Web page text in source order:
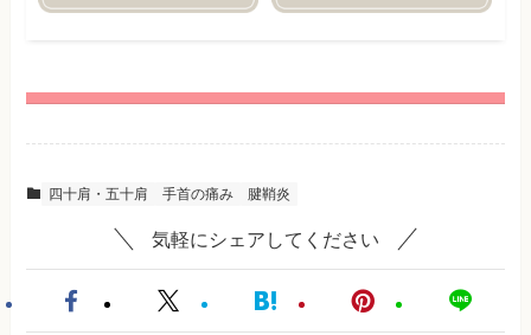
四十肩・五十肩 手首の痛み 腱鞘炎
気軽にシェアしてください